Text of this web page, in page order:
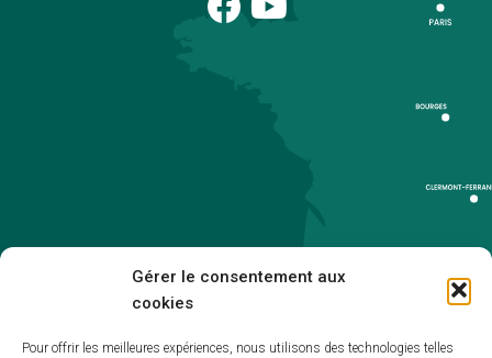
Gérer le consentement aux
cookies
Pour offrir les meilleures expériences, nous utilisons des technologies telles